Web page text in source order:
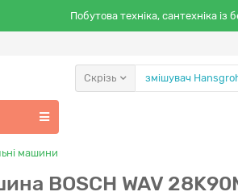
Побутова техніка, сантехніка
Скрізь
машини
BOSCH WAV